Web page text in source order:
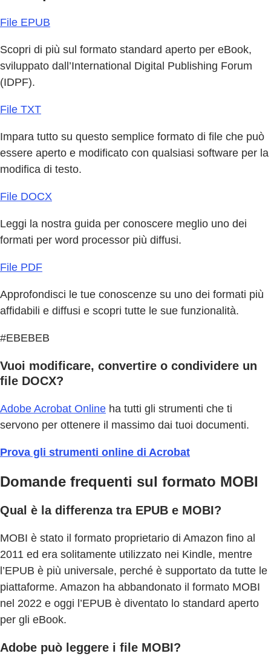
File EPUB
Scopri di più sul formato standard aperto per eBook,
sviluppato dall’International Digital Publishing Forum
(IDPF).
File TXT
Impara tutto su questo semplice formato di file che può
essere aperto e modificato con qualsiasi software per la
modifica di testo.
File DOCX
Leggi la nostra guida per conoscere meglio uno dei
formati per word processor più diffusi.
File PDF
Approfondisci le tue conoscenze su uno dei formati più
affidabili e diffusi e scopri tutte le sue funzionalità.
#EBEBEB
Vuoi modificare, convertire o condividere un
file DOCX?
Adobe Acrobat Online ha tutti gli strumenti che ti
servono per ottenere il massimo dai tuoi documenti.
Prova gli strumenti online di Acrobat
Domande frequenti sul formato MOBI
Qual è la differenza tra EPUB e MOBI?
MOBI è stato il formato proprietario di Amazon fino al
2011 ed era solitamente utilizzato nei Kindle, mentre
l’EPUB è più universale, perché è supportato da tutte le
piattaforme. Amazon ha abbandonato il formato MOBI
nel 2022 e oggi l’EPUB è diventato lo standard aperto
per gli eBook.
Adobe può leggere i file MOBI?